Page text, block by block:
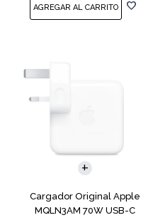
Cargador Original Apple
MQLN3AM 70W USB-C